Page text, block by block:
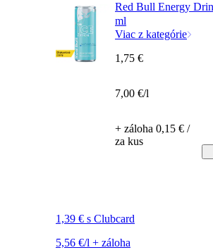
Red Bull Energy
ml
Viac z kategórie
1,39 € s Clubcard
5,56 €/l + záloha
1,75 €
7,00 €/l
+ záloha 0,15 € /
za kus